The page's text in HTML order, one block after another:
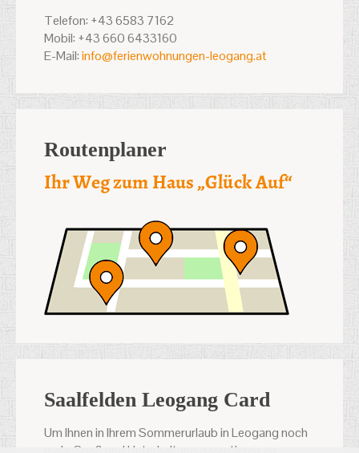
Telefon: +43 6583 7162
Mobil: +43 660 6433160
E-Mail:info@ferienwohnungen-leogang.at
Routenplaner
Saalfelden Leogang Card
Um Ihnen in Ihrem Sommerurlaub in Leogang noch